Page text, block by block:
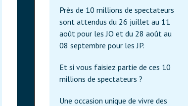
Près de 10 millions de spectateurs
sont attendus du 26 juillet au 11
août pour les JO et du 28 août au
08 septembre pour les JP.
Et si vous faisiez partie de ces 10
millions de spectateurs ?
Une occasion unique de vivre des